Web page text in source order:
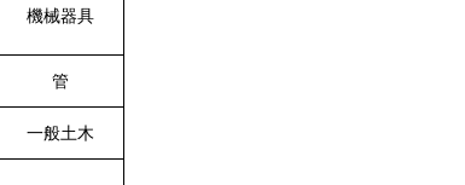
機械器具
管
一般土木